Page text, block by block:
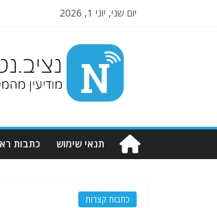
יום שני, יוני 1, 2026
Nziv.net
מודיעין
מהמקורות
תנאי שימוש כתבות
כתבות קצרות